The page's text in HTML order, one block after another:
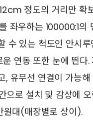
정도의 거리만 확
좌우하는 100000:1
수 있는 척도인 안시
연동 또한 눈에 띈다
, 유무선 연결이 가능
로 설치 및 감상에
원대(매장별로 상이).